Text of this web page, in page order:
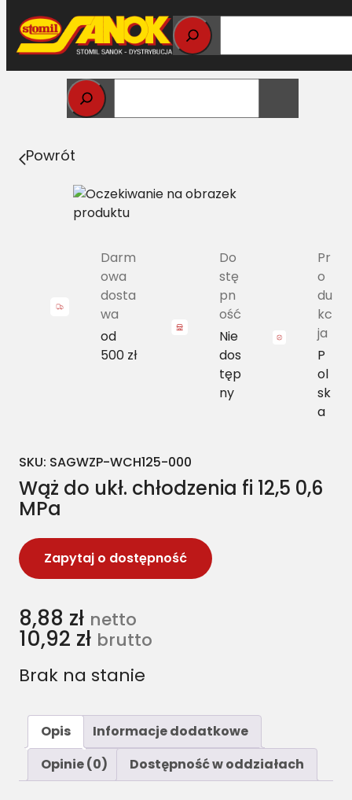
Przejdź
do
treści
Strona główna>
hydrauliczne> Wąż do ukł. chłodzenia fi 12,5 0,6 MPa
Powrót
Darm
owa
dosta
wa
od
500 zł
Do
stę
pn
ość
Nie
dos
tęp
ny
Pr
o
du
kc
ja
P
ol
sk
a
SKU: SAGWZP-WCH125-000
Wąż do ukł. chłodzenia fi 12,5 0,6
MPa
Zapytaj o dostępność
8,88 zł netto
10,92 zł brutto
Brak na stanie
Opis
Informacje dodatkowe
Opinie (0)
Dostępność w oddziałach